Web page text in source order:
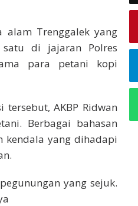
alam Trenggalek yang
di jajaran Polres
para petani kopi
AKBP Ridwan
Berbagai bahasan
kendala yang dihadapi
yang sejuk.